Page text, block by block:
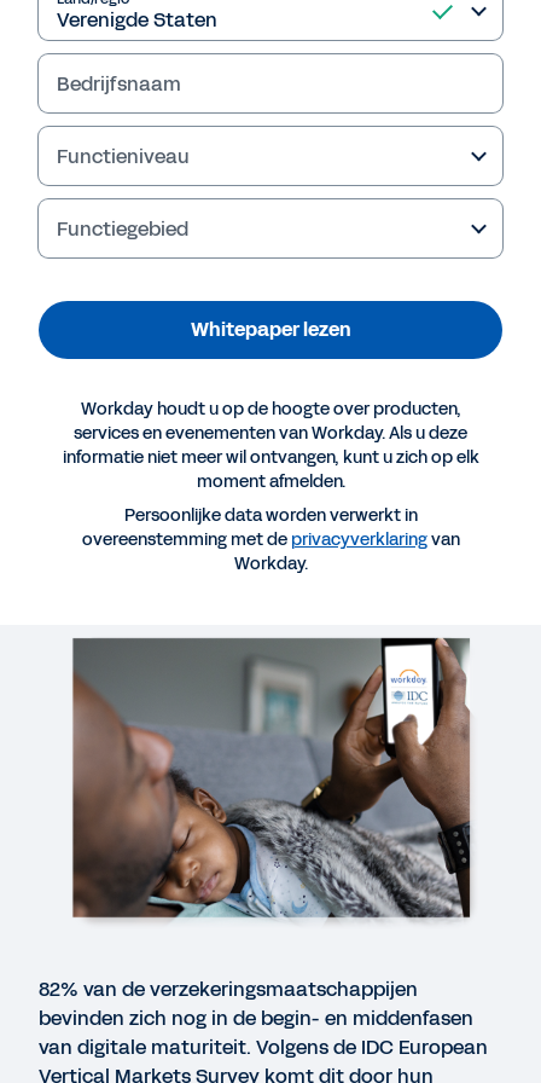
Meer resources
WHITEPAPER
Hoe worden verzekeraars wendbaar en
toekomstbestendig?
WEBINAR
IDC webinar: Verzekeraars zijn verzekerd van
toekomstbestendigheid & agility dankzij
holistische digitale transformatie
KORTE DEMO
3:02
Bedrijfsnaam
Functieniveau
Functiegebied
Whitepaper lezen
Workday houdt u op de hoogte over producten,
services en evenementen van Workday. Als u deze
informatie niet meer wil ontvangen, kunt u zich op elk
moment afmelden.
Persoonlijke data worden verwerkt in
overeenstemming met de privacyverklaringvan
Workday.
82% van de verzekeringsmaatschappijen
bevinden zich nog in de begin- en middenfasen
van digitale maturiteit. Volgens de IDC European
Vertical Markets Survey komt dit door hun